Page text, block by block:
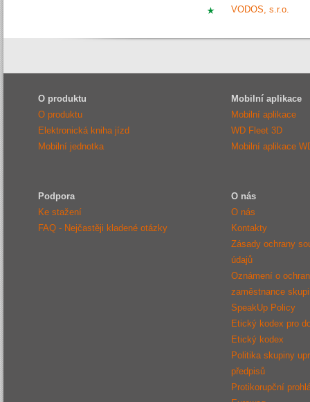
VODOS, s.r.o.
O produktu
O produktu
Elektronická kniha jízd
Mobilní jednotka
Mobilní aplikace
Mobilní aplikace
WD Fleet 3D
Mobilní aplikace
Podpora
Ke stažení
FAQ - Nejčastěji kladené otázky
O nás
O nás
Kontakty
Zásady ochrany
údajů
Oznámení o
zaměstnance
SpeakUp Policy
Etický kodex pro
Etický kodex
Politika skupiny
předpisů
Protikorupční